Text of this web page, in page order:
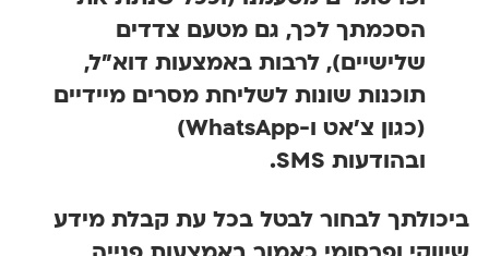
הסכמתך לכך, גם מטעם צדדים
שלישיים), לרבות באמצעות דוא"ל,
תוכנות שונות לשליחת מסרים מיידיים
(כגון צ'אט ו-WhatsApp
)
ובהודעותSMS
.
לבחור לבטל בכל עת קבלת מידע